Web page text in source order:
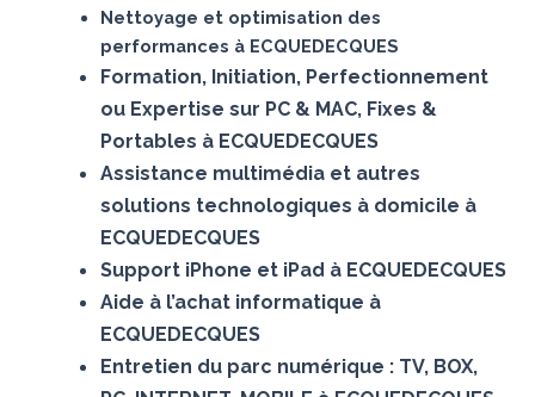
Nettoyage et optimisation des
performances à ECQUEDECQUES
Formation, Initiation, Perfectionnement
ou Expertise sur PC & MAC, Fixes &
Portables à ECQUEDECQUES
Assistance multimédia et autres
solutions technologiques à domicile à
ECQUEDECQUES
Support iPhone et iPad à ECQUEDECQUES
Aide à l’achat informatique à
ECQUEDECQUES
Entretien du parc numérique : TV, BOX,